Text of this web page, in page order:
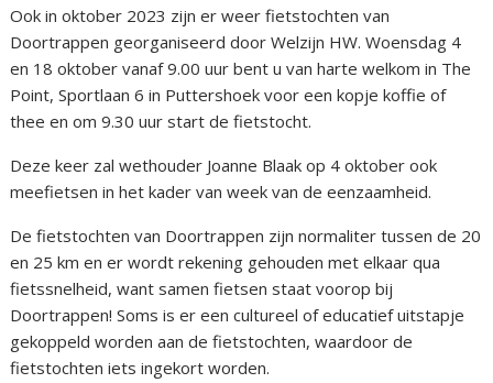
Ook in oktober 2023 zijn er weer fietstochten van
Doortrappen georganiseerd door Welzijn HW. Woensdag 4
en 18 oktober vanaf 9.00 uur bent u van harte welkom in The
Point, Sportlaan 6 in Puttershoek voor een kopje koffie of
thee en om 9.30 uur start de fietstocht.
Deze keer zal wethouder Joanne Blaak op 4 oktober ook
meefietsen in het kader van week van de eenzaamheid.
De fietstochten van Doortrappen zijn normaliter tussen de 20
en 25 km en er wordt rekening gehouden met elkaar qua
fietssnelheid, want samen fietsen staat voorop bij
Doortrappen! Soms is er een cultureel of educatief uitstapje
gekoppeld worden aan de fietstochten, waardoor de
fietstochten iets ingekort worden.